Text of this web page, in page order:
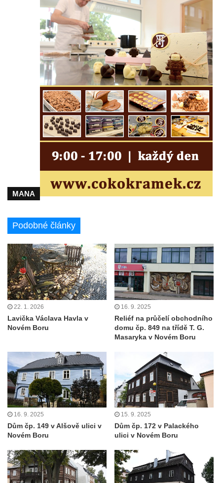
MANA
Podobné články
22. 1. 2026
Lavička Václava Havla v
Novém Boru
16. 9. 2025
Reliéf na průčelí obchodního
domu čp. 849 na třídě T. G.
Masaryka v Novém Boru
16. 9. 2025
Dům čp. 149 v Alšově ulici v
Novém Boru
15. 9. 2025
Dům čp. 172 v Palackého
ulici v Novém Boru